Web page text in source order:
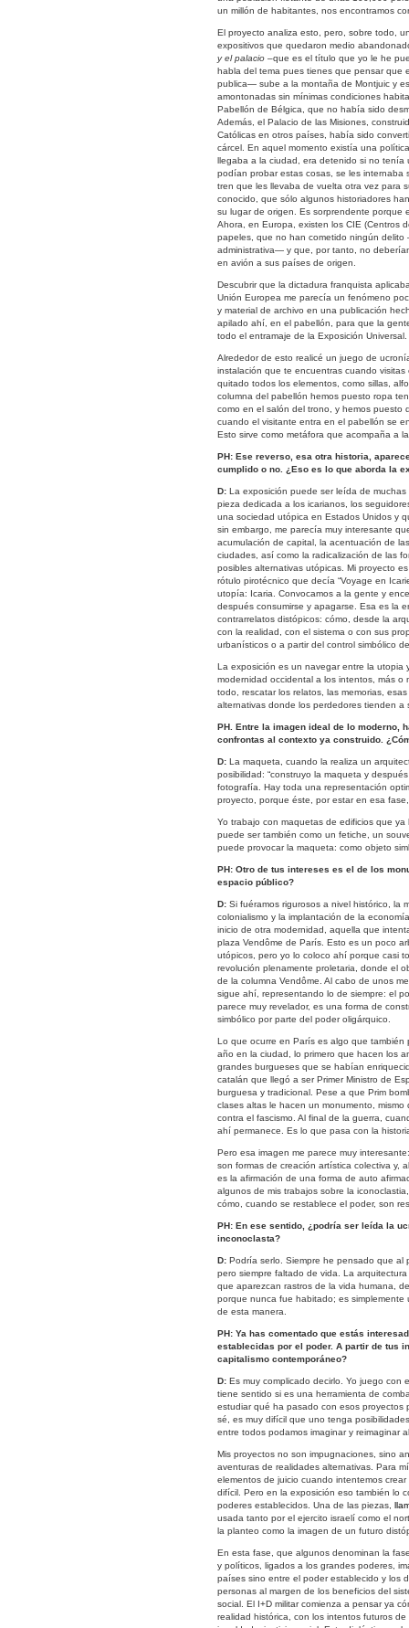
un millón de habitantes, nos encontramos
El proyecto analiza esto, pero, sobre todo,
expositivos que quedaron medio
y el palacio –que es el título que yo le he
habla del tema pues tienes que pensar que
publica— sube a la montaña de Montjuic y
amontonadas sin mínimas condiciones
Pabellón de Bélgica, que no había sido
Además, el Palacio de las Misiones,
Católicas en otros países, había sido
cárcel. En aquel momento existía una
llegaba a la ciudad, era detenido si no tenía
podían probar estas cosas, se les internaba
tren que les llevaba de vuelta otra vez para
conocido, que sólo algunos historiadores
su lugar de origen. Es sorprendente porque
Ahora, en Europa, existen los CIE (Centros
papeles, que no han cometido ningún
administrativa— y que, por tanto, no
en avión a sus países de origen.
Descubrir que la dictadura franquista
Unión Europea me parecía un fenómeno
y material de archivo en una publicación
apilado ahí, en el pabellón, para que la
todo el entramaje de la Exposición Universal.
Alrededor de esto realicé un juego de
instalación que te encuentras cuando
quitado todos los elementos, como sillas,
columna del pabellón hemos puesto ropa
como en el salón del trono, y hemos puesto
cuando el visitante entra en el pabellón se
Esto sirve como metáfora que acompaña a
PH: Ese reverso, esa otra historia,
cumplido o no. ¿Eso es lo que aborda la
D: La exposición puede ser leída de
pieza dedicada a los icarianos, los
una sociedad utópica en Estados Unidos y
sin embargo, me parecía muy interesante
acumulación de capital, la acentuación de
ciudades, así como la radicalización de las
posibles alternativas utópicas. Mi proyecto
rótulo pirotécnico que decía “Voyage en
utopía: Icaria. Convocamos a la gente y
después consumirse y apagarse. Esa es la
contrarrelatos distópicos: cómo, desde la
con la realidad, con el sistema o con sus
urbanísticos o a partir del control simbólico
La exposición es un navegar entre la utopia
modernidad occidental a los intentos, más o
todo, rescatar los relatos, las memorias,
alternativas donde los perdedores tienden a
PH. Entre la imagen ideal de lo moderno,
confrontas al contexto ya construido.
D: La maqueta, cuando la realiza un
posibilidad: “construyo la maqueta y
fotografía. Hay toda una representación
proyecto, porque éste, por estar en esa
Yo trabajo con maquetas de edificios que
puede ser también como un fetiche, un
puede provocar la maqueta: como objeto
PH: Otro de tus intereses es el de los
espacio público?
D: Si fuéramos rigurosos a nivel histórico, la
colonialismo y la implantación de la
inicio de otra modernidad, aquella que
plaza Vendôme de París. Esto es un poco
utópicos, pero yo lo coloco ahí porque casi
revolución plenamente proletaria, donde el
de la columna Vendôme. Al cabo de unos
sigue ahí, representando lo de siempre: el
parece muy revelador, es una forma de
simbólico por parte del poder oligárquico.
Lo que ocurre en París es algo que
año en la ciudad, lo primero que hacen los
grandes burgueses que se habían
catalán que llegó a ser Primer Ministro de
burguesa y tradicional. Pese a que Prim
clases altas le hacen un monumento,
contra el fascismo. Al final de la guerra,
ahí permanece. Es lo que pasa con la
Pero esa imagen me parece muy
son formas de creación artística colectiva y,
es la afirmación de una forma de auto
algunos de mis trabajos sobre la
cómo, cuando se restablece el poder, son
PH: En ese sentido, ¿podría ser leída la
inconoclasta?
D: Podría serlo. Siempre he pensado que al
pero siempre faltado de vida. La
que aparezcan rastros de la vida humana,
porque nunca fue habitado; es
de esta manera.
PH: Ya has comentado que estás
establecidas por el poder. A partir de tus
capitalismo contemporáneo?
D: Es muy complicado decirlo. Yo juego con
tiene sentido si es una herramienta de
estudiar qué ha pasado con esos proyectos
sé, es muy difícil que uno tenga
entre todos podamos imaginar y reimaginar
Mis proyectos no son impugnaciones, sino
aventuras de realidades alternativas. Para
elementos de juicio cuando intentemos
difícil. Pero en la exposición eso también lo
poderes establecidos. Una de las piezas,
usada tanto por el ejercito israelí como el
la planteo como la imagen de un futuro
En esta fase, que algunos denominan la
y políticos, ligados a los grandes poderes,
países sino entre el poder establecido y los
personas al margen de los beneficios del
social. El I+D militar comienza a pensar ya
realidad histórica, con los intentos futuros